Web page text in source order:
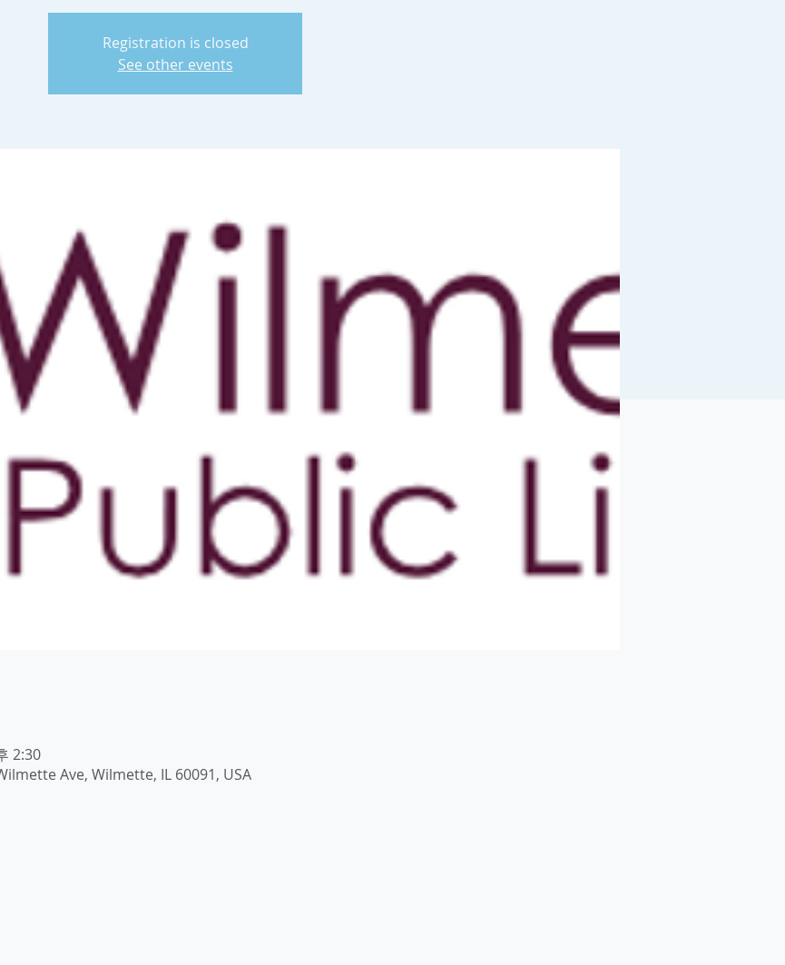
Registration is closed
See other events
2:30
Ave, Wilmette, IL 60091, USA